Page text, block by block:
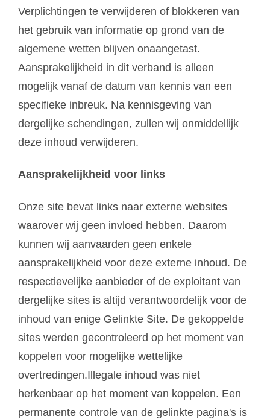
Verplichtingen te verwijderen of blokkeren van
het gebruik van informatie op grond van de
algemene wetten blijven onaangetast.
Aansprakelijkheid in dit verband is alleen
mogelijk vanaf de datum van kennis van een
specifieke inbreuk. Na kennisgeving van
dergelijke schendingen, zullen wij onmiddellijk
deze inhoud verwijderen.
Aansprakelijkheid voor links
Onze site bevat links naar externe websites
waarover wij geen invloed hebben. Daarom
kunnen wij aanvaarden geen enkele
aansprakelijkheid voor deze externe inhoud. De
respectievelijke aanbieder of de exploitant van
dergelijke sites is altijd verantwoordelijk voor de
inhoud van enige Gelinkte Site. De gekoppelde
sites werden gecontroleerd op het moment van
koppelen voor mogelijke wettelijke
overtredingen.Illegale inhoud was niet
herkenbaar op het moment van koppelen. Een
permanente controle van de gelinkte pagina's is